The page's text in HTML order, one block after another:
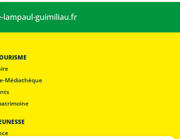
lampaul-guimiliau.fr
Médiathèque